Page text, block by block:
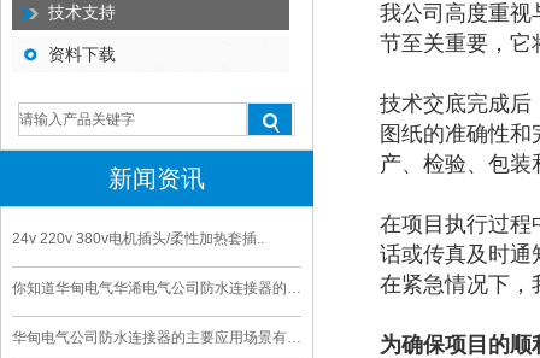
技术支持
资料下载
新闻资讯
24v 220v 380v电机插头/柔性加热套插..
你知道华甸电气华浠电气公司防水连接器的寿命是多久
华甸电气公司防水连接器的主要应用场景有哪些
我公司高度重视
节至关重要，它
技术交底完成后
图纸的准确性
产、检验、包装
在项目执行过程
话或传真及时通
在紧急情况下，
为确保项目的顺